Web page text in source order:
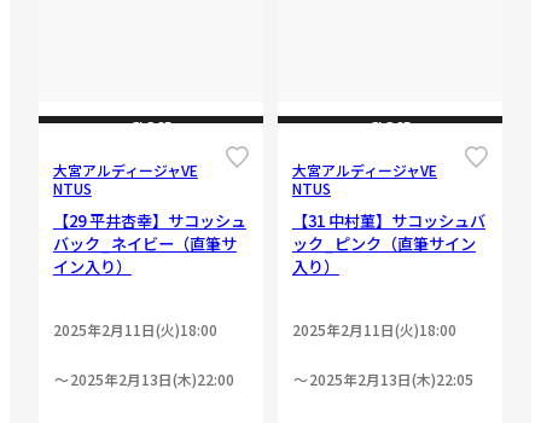
CLOSE
大宮アルディージャVE
NTUS
【29 平井杏幸】サコッシュ
バック_ネイビー（直筆サ
イン入り）
2025年2月11日(火)18:00
2025年2月13日(木)22:00
CLOSE
大宮アルディージャVE
NTUS
【31 中村菫】サコッシュバ
ック_ピンク（直筆サイン
入り）
2025年2月11日(火)18:00
2025年2月13日(木)22:05